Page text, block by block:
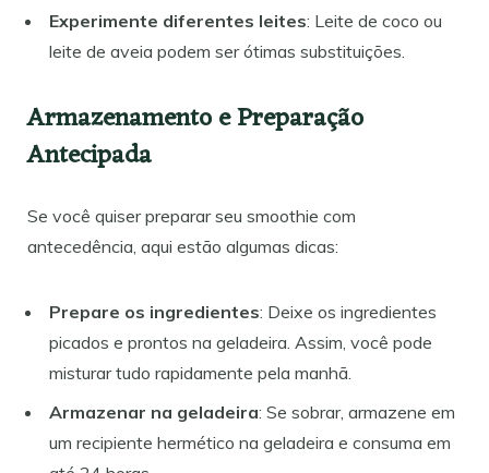
Experimente diferentes leites: Leite de coco ou
leite de aveia podem ser ótimas substituições.
Armazenamento e Preparação
Antecipada
Se você quiser preparar seu smoothie com
antecedência, aqui estão algumas dicas:
Prepare os ingredientes: Deixe os ingredientes
picados e prontos na geladeira. Assim, você pode
misturar tudo rapidamente pela manhã.
Armazenar na geladeira: Se sobrar, armazene em
um recipiente hermético na geladeira e consuma em